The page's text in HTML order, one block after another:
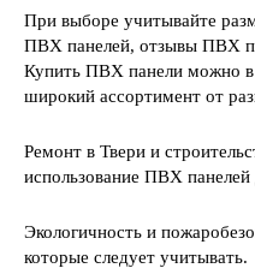
При выборе учитывайте
ПВХ панелей, отзывы ПВХ
Купить ПВХ панели можно в
широкий ассортимент от
Ремонт в Твери и
использование ПВХ
Экологичность и
которые следует учитывать.